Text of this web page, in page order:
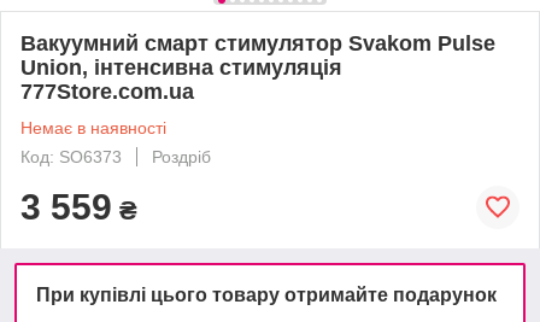
Вакуумний смарт стимулятор Svakom Pulse
Union, інтенсивна стимуляція
777Store.com.ua
Немає в наявності
Код: SO6373
Роздріб
3 559 ₴
При купівлі цього товару отримайте подарунок